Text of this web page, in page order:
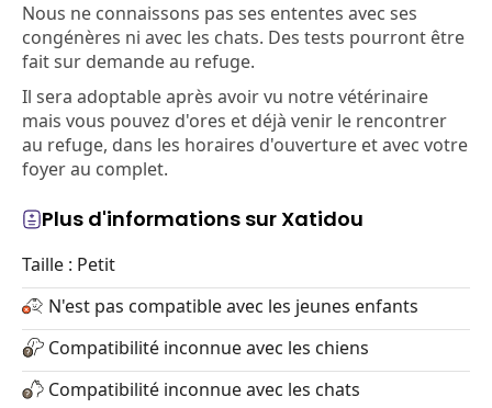
Nous ne connaissons pas ses ententes avec ses
congénères ni avec les chats. Des tests pourront être
fait sur demande au refuge.
Il sera adoptable après avoir vu notre vétérinaire
mais vous pouvez d'ores et déjà venir le rencontrer
au refuge, dans les horaires d'ouverture et avec votre
foyer au complet.
Plus d'informations sur Xatidou
Taille : Petit
N'est pas compatible avec les jeunes enfants
Compatibilité inconnue avec les chiens
Compatibilité inconnue avec les chats